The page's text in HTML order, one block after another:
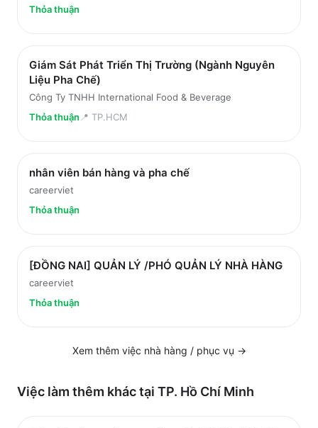
Thỏa thuận
Giám Sát Phát Triển Thị Trường (Ngành Nguyên
Liệu Pha Chế)
Công Ty TNHH International Food & Beverage
Thỏa thuận 📍 TP.HCM
nhân viên bán hàng và pha chế
careerviet
Thỏa thuận
[ĐỒNG NAI] QUẢN LÝ /PHÓ QUẢN LÝ NHÀ HÀNG
careerviet
Thỏa thuận
Xem thêm việc nhà hàng / phục vụ →
Việc làm thêm khác tại TP. Hồ Chí Minh